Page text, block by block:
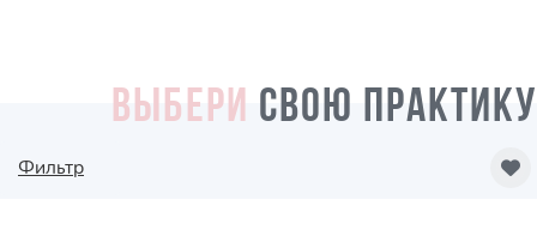
ВЫБЕРИ СВОЮ ПРАКТИКУ
Фильтр